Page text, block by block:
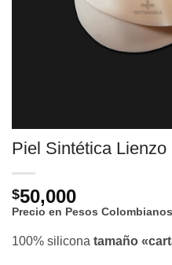
Piel Sintética Lienzo
$50,000
Precio en Pesos Colombianos
100% silicona tamaño